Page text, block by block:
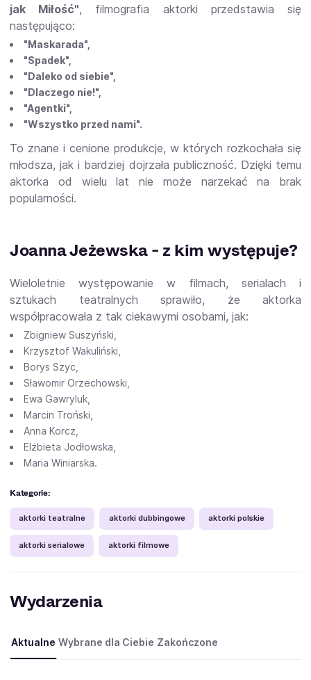
jak Miłość", filmografia aktorki przedstawia się
następująco:
"Maskarada",
"Spadek",
"Daleko od siebie",
"Dlaczego nie!",
"Agentki",
"Wszystko przed nami".
To znane i cenione produkcje, w których rozkochała się
młodsza, jak i bardziej dojrzała publiczność. Dzięki temu
aktorka od wielu lat nie może narzekać na brak
popularności.
Joanna Jeżewska - z kim występuje?
Wieloletnie występowanie w filmach, serialach i
sztukach teatralnych sprawiło, że aktorka
współpracowała z tak ciekawymi osobami, jak:
Zbigniew Suszyński,
Krzysztof Wakuliński,
Borys Szyc,
Sławomir Orzechowski,
Ewa Gawryluk,
Marcin Troński,
Anna Korcz,
Elżbieta Jodłowska,
Maria Winiarska.
Kategorie:
aktorki teatralne aktorki dubbingowe aktorki polskie
aktorki serialowe aktorki filmowe
Wydarzenia
Aktualne Wybrane dla Ciebie Zakończone